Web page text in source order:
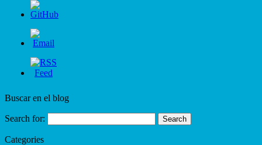
Buscar en el blog
Search for:
Categories